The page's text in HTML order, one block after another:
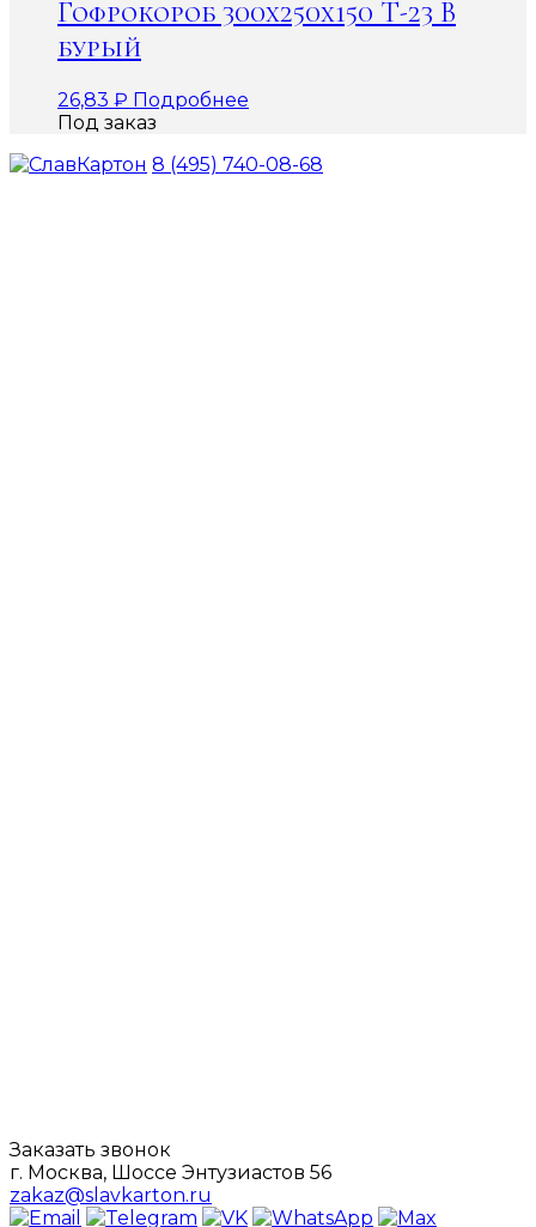
Гофрокороб 300х250х150 Т-23 В
бурый
26,83 ₽ Подробнее
Под заказ
8 (495) 740-08-68
Заказать звонок
г. Москва, Шоссе Энтузиастов 56
zakaz@slavkarton.ru